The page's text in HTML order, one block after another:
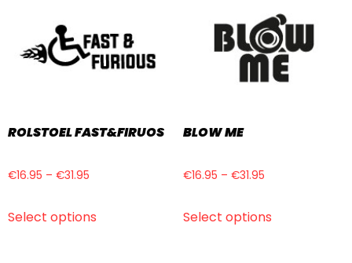
ROLSTOEL FAST&FIRUOS
€16.95 – €31.95
Select options
BLOW ME
€16.95 – €31.95
Select options